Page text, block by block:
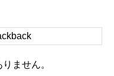
ません。